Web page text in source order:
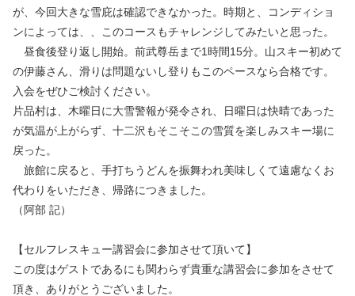
が、今回大きな雪庇は確認できなかった。時期と、コンディショ
ンによっては、、このコースもチャレンジしてみたいと思った。
昼食後登り返し開始。前武尊岳まで1時間15分。山スキー初めて
の伊藤さん、滑りは問題ないし登りもこのペースなら合格です。
入会をぜひご検討ください。
片品村は、木曜日に大雪警報が発令され、日曜日は快晴であった
が気温が上がらず、十二沢もそこそこの雪質を楽しみスキー場に
戻った。
旅館に戻ると、手打ちうどんを振舞われ美味しくて遠慮なくお
代わりをいただき、帰路につきました。
（阿部 記）
【セルフレスキュー講習会に参加させて頂いて】
この度はゲストであるにも関わらず貴重な講習会に参加をさせて
頂き、ありがとうございました。